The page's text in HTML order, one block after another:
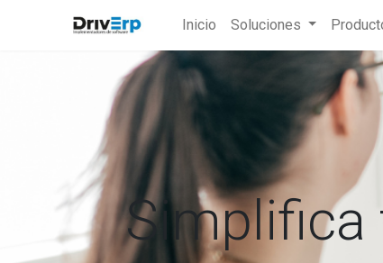
Inicio Soluciones
Simplifica